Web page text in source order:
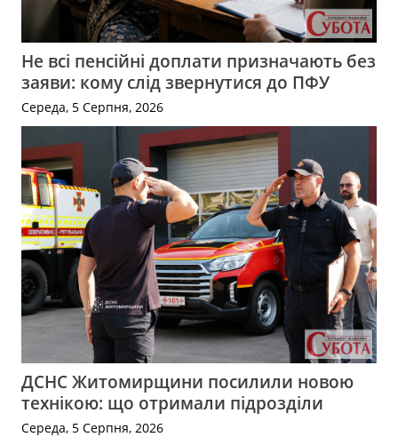
Не всі пенсійні доплати призначають без
заяви: кому слід звернутися до ПФУ
Середа, 5 Серпня, 2026
ДСНС Житомирщини посилили новою
технікою: що отримали підрозділи
Середа, 5 Серпня, 2026